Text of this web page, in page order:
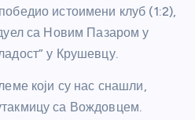
истоимени клуб (1:2),
са Новим Пазаром у
у Крушевцу.
који су нас снашли,
са Вождовцем.